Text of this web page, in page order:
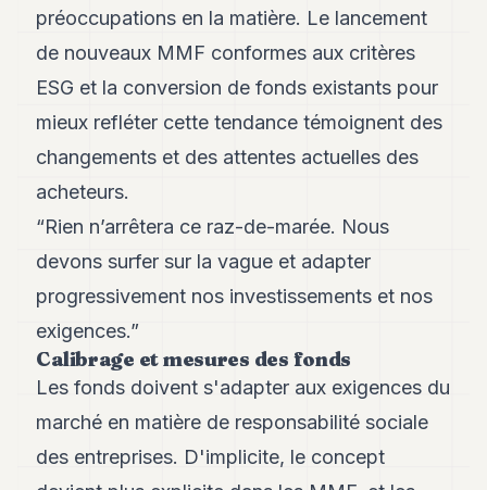
8
Andy
7
Andy
Andy
3
FINANCE
ART
DE
VIVRE
ARTS
ASSURANCE
préoccupations en la matière. Le lancement
de nouveaux MMF conformes aux critères
ESG et la conversion de fonds existants pour
mieux refléter cette tendance témoignent des
changements et des attentes actuelles des
acheteurs.
“Rien n’arrêtera ce raz-de-marée. Nous
devons surfer sur la vague et adapter
progressivement nos investissements et nos
exigences.”
Calibrage et mesures des fonds
Les fonds doivent s'adapter aux exigences du
marché en matière de responsabilité sociale
des entreprises. D'implicite, le concept